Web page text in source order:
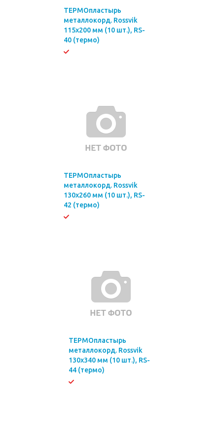
ТЕРМОпластырь
металлокорд. Rossvik
115х200 мм (10 шт.), RS-
40 (термо)
ТЕРМОпластырь
металлокорд. Rossvik
130х260 мм (10 шт.), RS-
42 (термо)
ТЕРМОпластырь
металлокорд. Rossvik
130х340 мм (10 шт.), RS-
44 (термо)